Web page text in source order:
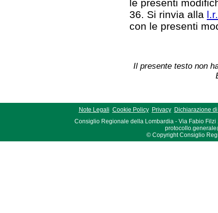
le presenti
36. Si rinvia alla
con le presenti
Il presente testo non
Note Legali Cookie Policy Privacy
Dichiarazione
Consiglio Regionale della Lombardia - Via Fabio Filzi
© Copyright Consiglio